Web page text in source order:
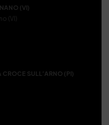
(VI)
(VI)
CROCE SULL’ARNO (PI)